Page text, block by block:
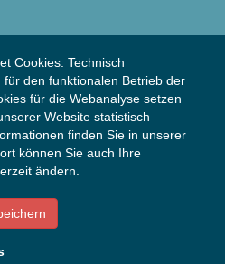
GmbH
Cookies. Technisch
für den funktionalen Betrieb der
für die Webanalyse setzen
Website statistisch
finden Sie in unserer
können Sie auch Ihre
ändern.